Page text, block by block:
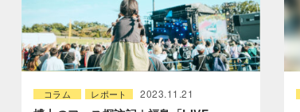
コラム レポート 2023.11.21